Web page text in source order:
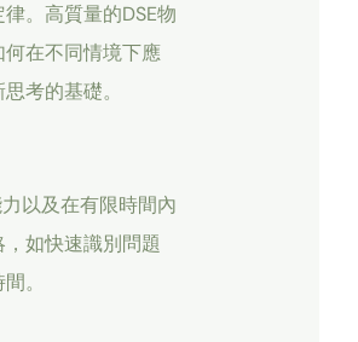
。高質量的DSE物
在不同情境下應
考的基礎。
以及在有限時間內
如快速識別問題
。